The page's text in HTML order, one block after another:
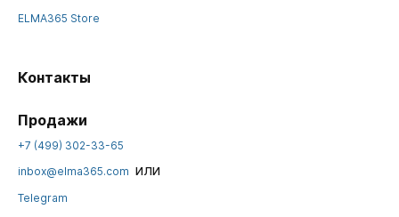
ELMA365 Store
Контакты
Продажи
+7 (499) 302-33-65
inbox@elma365.com или
Telegram